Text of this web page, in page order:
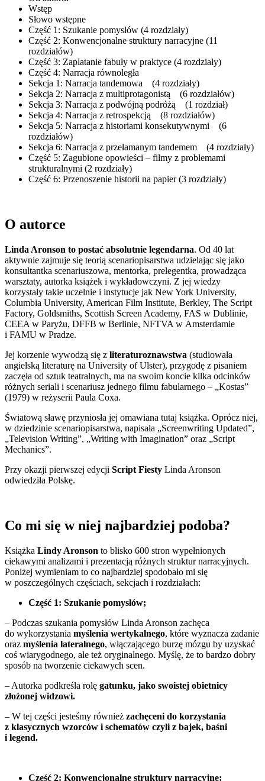
Wstęp
Słowo wstępne
Część 1: Szukanie pomysłów (4 rozdziały)
Część 2: Konwencjonalne struktury narracyjne (11
rozdziałów)
Część 3: Zaplatanie fabuły w praktyce (4 rozdziały)
Część 4: Narracja równoległa
Sekcja 1: Narracja tandemowa (4 rozdziały)
Sekcja 2: Narracja z multiprotagonistą (6 rozdziałów)
Sekcja 3: Narracja z podwójną podróżą (1 rozdział)
Sekcja 4: Narracja z retrospekcją (8 rozdziałów)
Sekcja 5: Narracja z historiami konsekutywnymi (6
rozdziałów)
Sekcja 6: Narracja z przełamanym tandemem (4 rozdziały)
Część 5: Zagubione opowieści – filmy z problemami
strukturalnymi (2 rozdziały)
Część 6: Przenoszenie historii na papier (3 rozdziały)
O autorce
Linda Aronson to postać absolutnie legendarna. Od 40 lat
aktywnie zajmuje się teorią scenariopisarstwa udzielając się jako
konsultantka scenariuszowa, mentorka, prelegentka, prowadząca
warsztaty, autorka książek i wykładowczyni. Z jej wiedzy
korzystały takie uczelnie i instytucje jak New York University,
Columbia University, American Film Institute, Berkley, The Script
Factory, Goldsmiths, Scottish Screen Academy, FAS w Dublinie,
CEEA w Paryżu, DFFB w Berlinie, NFTVA w Amsterdamie
i FAMU w Pradze.
Jej korzenie wywodzą się z literaturoznawstwa (studiowała
angielską literaturę na University of Ulster), przygodę z pisaniem
zaczęła od sztuk teatralnych, ma na swoim koncie kilka odcinków
różnych seriali i scenariusz jednego filmu fabularnego – „Kostas”
(1979) w reżyserii Paula Coxa.
Światową sławę przyniosła jej omawiana tutaj książka. Oprócz niej,
w dziedzinie scenariopisarstwa, napisała „Screenwriting Updated”,
„Television Writing”, „Writing with Imagination” oraz „Script
Mechanics”.
Przy okazji pierwszej edycji Script Fiesty Linda Aronson
odwiedziła Polskę.
Co mi się w niej najbardziej podoba?
Książka Lindy Aronson to blisko 600 stron wypełnionych
ciekawymi analizami i prezentacją różnych struktur narracyjnych.
Poniżej wymieniam to co najbardziej spodobało mi się
w poszczególnych częściach, sekcjach i rozdziałach:
Część 1: Szukanie pomysłów;
– Podczas szukania pomysłów Linda Aronson zachęca
do wykorzystania myślenia wertykalnego, które wyznacza zadanie
oraz myślenia lateralnego, włączającego burzę mózgu by uzyskać
coś wiarygodnego, ale też oryginalnego. Myślę, że to bardzo dobry
sposób na tworzenie ciekawych scen.
– Autorka podkreśla rolę gatunku, jako swoistej obietnicy
złożonej widzowi.
– W tej części jesteśmy również zachęceni do korzystania
z klasycznych wzorców i schematów czyli z bajek, baśni
i legend.
Część 2: Konwencjonalne struktury narracyjne;